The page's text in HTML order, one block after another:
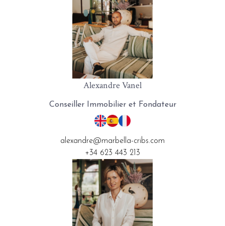
Alexandre Vanel
Conseiller Immobilier et Fondateur
alexandre@marbella-cribs.com
+34 623 443 213